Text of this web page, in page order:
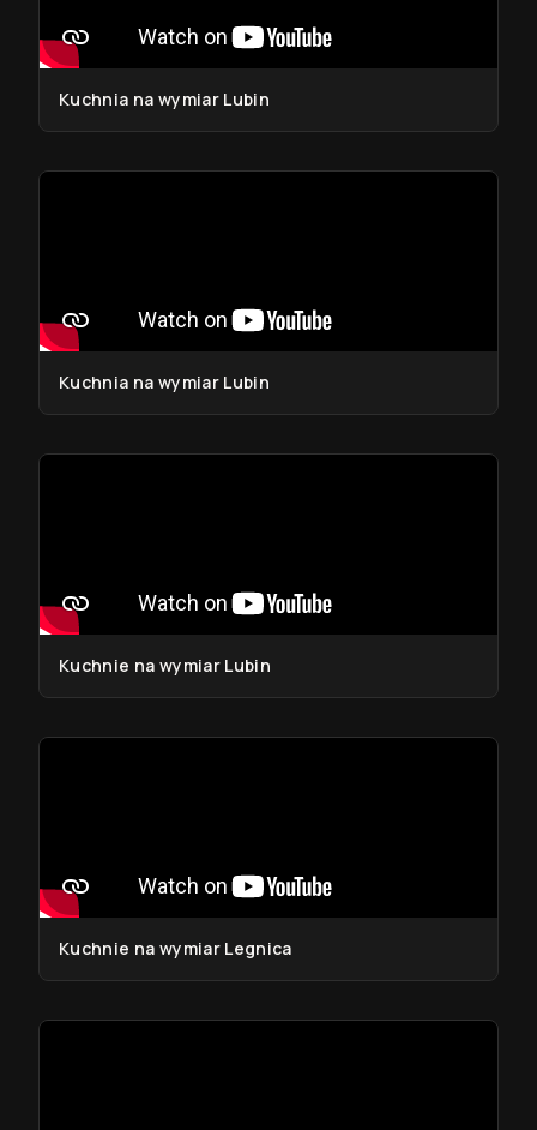
Kuchnia na wymiar Lubin
Kuchnia na wymiar Lubin
Kuchnie na wymiar Lubin
Kuchnie na wymiar Legnica